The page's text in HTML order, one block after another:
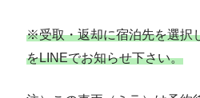
※受取・返却に宿泊先を選択
をLINEでお知らせ下さい。